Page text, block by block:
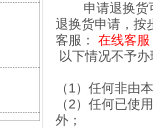
申请退换货
退换货申请，按
客服： 在线客服
以下情况不予
（1）任何非由
（2）任何已使
外；